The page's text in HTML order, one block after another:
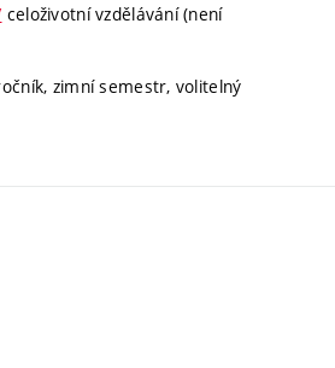
celoživotní vzdělávání (není
zimní semestr, volitelný